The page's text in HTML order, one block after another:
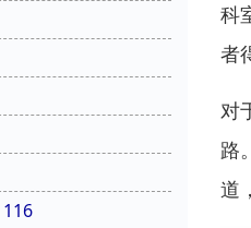
116
科
者
对
路
道